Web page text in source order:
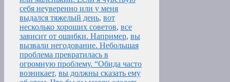
себя неуверенно или у меня
выдался тяжелый день, вот
несколько хороших советов, все
зависит от ошибки. Например, вы
вызвали негодование. Небольшая
проблема превратилась в
огромную проблему. “Обида часто
возникает, вы должны сказать ему